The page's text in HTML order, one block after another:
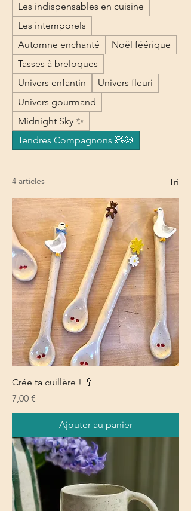
Les indispensables en cuisine
Les intemporels
Automne enchanté
Noël féérique
Tasses à breloques
Univers enfantin
Univers fleuri
Univers gourmand
Midnight Sky ✨
Tendres Compagnons 🧸😻
4 articles Tri
Crée ta cuillère ! 🥄
Prix
7,00 €
Ajouter au panier